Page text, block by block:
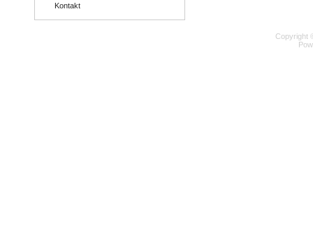
Kontakt
Copyright